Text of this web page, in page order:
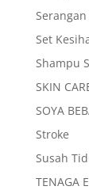
Serangan
Set
Shampu
SKIN
SOYA
Stroke
Susah
TENAGA